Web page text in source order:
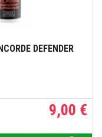
DEFENDER
9,00 €